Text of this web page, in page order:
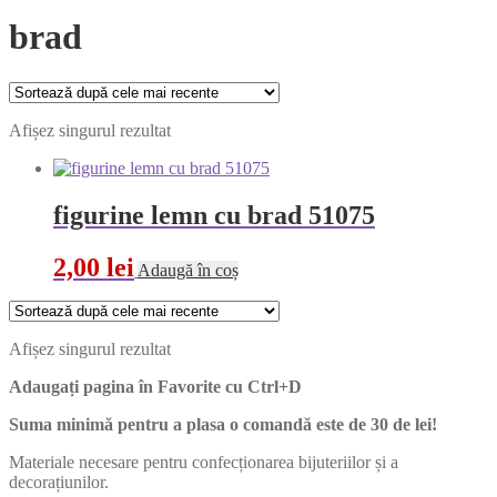
brad
Afișez singurul rezultat
figurine lemn cu brad 51075
2,00 lei Adaugă în coș
Afișez singurul rezultat
Adaugați pagina în Favorite cu Ctrl+D
Suma minimă pentru a plasa o comandă este de 30 de lei!
Materiale necesare pentru confecționarea bijuteriilor și a
decorațiunilor.